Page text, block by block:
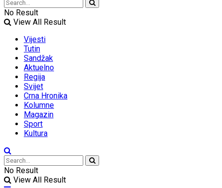
No Result
View All Result
Vijesti
Tutin
Sandžak
Aktuelno
Regija
Svijet
Crna Hronika
Kolumne
Magazin
Sport
Kultura
No Result
View All Result